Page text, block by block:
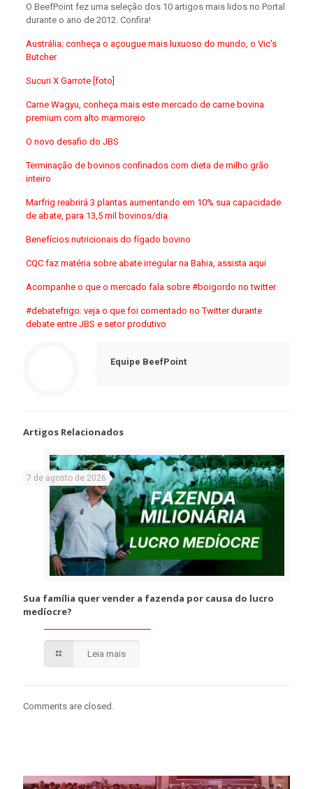
O BeefPoint fez uma seleção dos 10 artigos mais lidos no Portal
durante o ano de 2012. Confira!
Austrália: conheça o açougue mais luxuoso do mundo, o Vic’s
Butcher
Sucuri X Garrote [foto]
Carne Wagyu, conheça mais este mercado de carne bovina
premium com alto marmoreio
O novo desafio do JBS
Terminação de bovinos confinados com dieta de milho grão
inteiro
Marfrig reabrirá 3 plantas aumentando em 10% sua capacidade
de abate, para 13,5 mil bovinos/dia
Benefícios nutricionais do fígado bovino
CQC faz matéria sobre abate irregular na Bahia, assista aqui
Acompanhe o que o mercado fala sobre #boigordo no twitter
#debatefrigo: veja o que foi comentado no Twitter durante
debate entre JBS e setor produtivo
Equipe BeefPoint
Artigos Relacionados
7 de agosto de 2026
Sua família quer vender a fazenda por causa do lucro
medíocre?
Leia mais
Comments are closed.